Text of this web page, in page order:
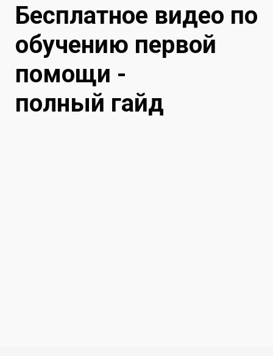
Бесплатное видео по
обучению первой
помощи -
полный гайд